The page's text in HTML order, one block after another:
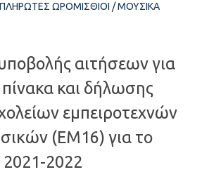
ΩΡΟΜΊΣΘΙΟΙ /ΜΟΥΣΙΚΆ
αιτήσεων για
και δήλωσης
εμπειροτεχνών
(ΕΜ16) για το
2021-2022